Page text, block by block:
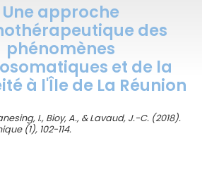
Une approche
des
phénomènes
et de la
à l'Île de La Réunion
I., Bioy, A., & Lavaud, J.-C. (2018).
(1), 102-114.